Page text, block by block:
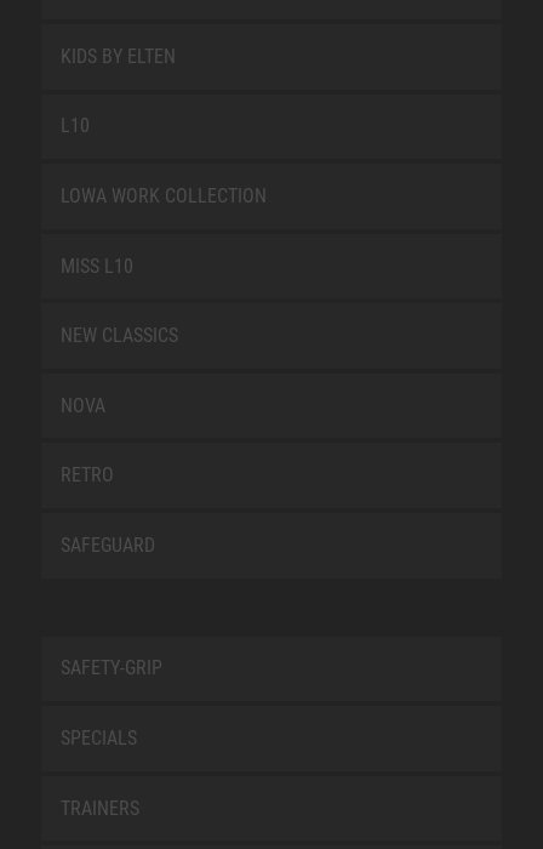
KIDS BY ELTEN
L10
LOWA WORK COLLECTION
MISS L10
NEW CLASSICS
NOVA
RETRO
SAFEGUARD
SAFETY-GRIP
SPECIALS
TRAINERS